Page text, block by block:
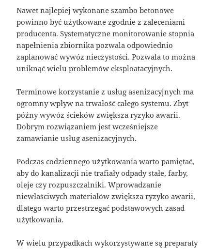
Nawet najlepiej wykonane szambo betonowe
powinno być użytkowane zgodnie z zaleceniami
producenta. Systematyczne monitorowanie stopnia
napełnienia zbiornika pozwala odpowiednio
zaplanować wywóz nieczystości. Pozwala to można
uniknąć wielu problemów eksploatacyjnych.
Terminowe korzystanie z usług asenizacyjnych ma
ogromny wpływ na trwałość całego systemu. Zbyt
późny wywóz ścieków zwiększa ryzyko awarii.
Dobrym rozwiązaniem jest wcześniejsze
zamawianie usług asenizacyjnych.
Podczas codziennego użytkowania warto pamiętać,
aby do kanalizacji nie trafiały odpady stałe, farby,
oleje czy rozpuszczalniki. Wprowadzanie
niewłaściwych materiałów zwiększa ryzyko awarii,
dlatego warto przestrzegać podstawowych zasad
użytkowania.
W wielu przypadkach wykorzystywane są preparaty